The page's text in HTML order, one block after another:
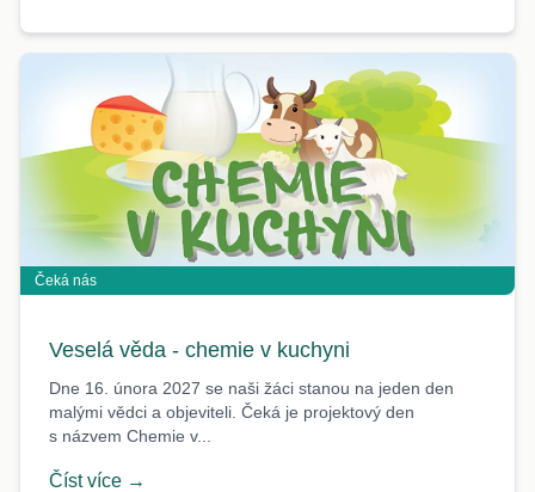
Čeká nás
Veselá věda - chemie v kuchyni
Dne 16. února 2027 se naši žáci stanou na jeden den
malými vědci a objeviteli. Čeká je projektový den
s názvem Chemie v...
Číst více →